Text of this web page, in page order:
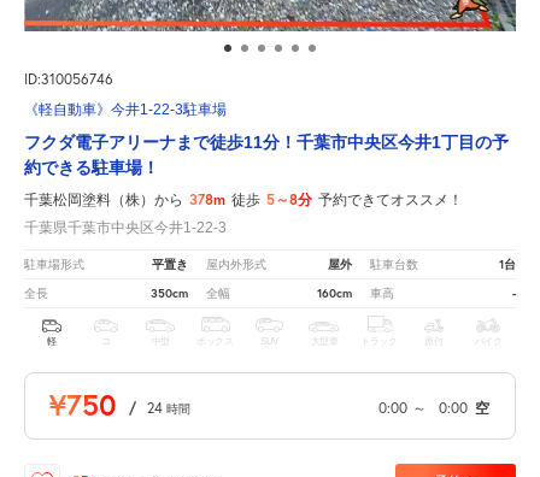
ID:310056746
《軽自動車》今井1-22-3駐車場
フクダ電子アリーナまで徒歩11分！千葉市中央区今井1丁目の予
約できる駐車場！
千葉松岡塗料（株）から 378m 徒歩 5～8分 予約できてオススメ！
千葉県千葉市中央区今井1-22-3
駐車場形式 平置き 屋内外形式 屋外 駐車台数 1台
全長 350cm 全幅 160cm 車高 -
軽 中型 ボックス SUV 大型車 トラック 原付 バイク
¥750 / 24 時間 0:00 ～ 0:00 空